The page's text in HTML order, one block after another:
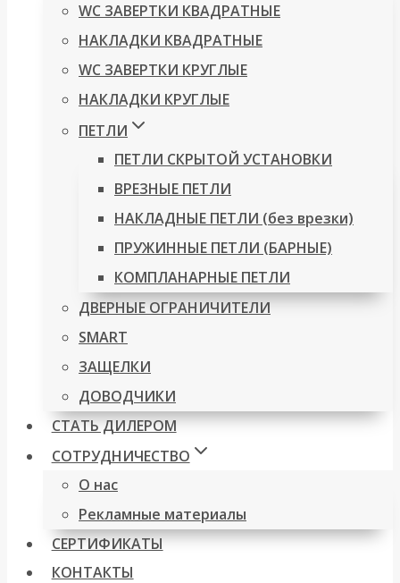
WC ЗАВЕРТКИ КВАДРАТНЫЕ
НАКЛАДКИ КВАДРАТНЫЕ
WC ЗАВЕРТКИ КРУГЛЫЕ
НАКЛАДКИ КРУГЛЫЕ
ПЕТЛИ
ПЕТЛИ СКРЫТОЙ УСТАНОВКИ
ВРЕЗНЫЕ ПЕТЛИ
НАКЛАДНЫЕ ПЕТЛИ (без врезки)
ПРУЖИННЫЕ ПЕТЛИ (БАРНЫЕ)
КОМПЛАНАРНЫЕ ПЕТЛИ
ДВЕРНЫЕ ОГРАНИЧИТЕЛИ
SMART
ЗАЩЕЛКИ
ДОВОДЧИКИ
СТАТЬ ДИЛЕРОМ
СОТРУДНИЧЕСТВО
О нас
Рекламные материалы
СЕРТИФИКАТЫ
КОНТАКТЫ